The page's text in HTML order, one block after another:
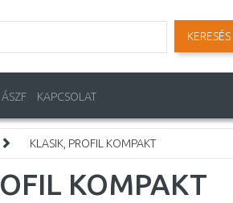
KERESÉS
ÁSZF KAPCSOLAT
KLASIK, PROFIL KOMPAKT
KOMPAKT